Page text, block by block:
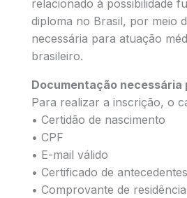
relacionado à possibilidade
diploma no Brasil, por meio
necessária para atuação
brasileiro.
Documentação necessária
Para realizar a inscrição, o
• Certidão de nascimento
• CPF
• E-mail válido
• Certificado de
• Comprovante de residência